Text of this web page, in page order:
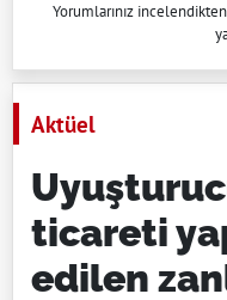
Yorumlarınız
Aktüel
ticareti
edilen